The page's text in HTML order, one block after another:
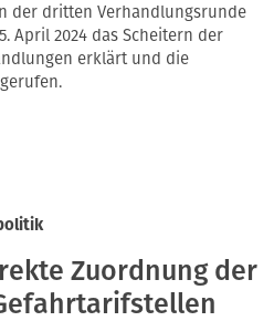
der dritten Verhandlungsrunde
April 2024 das Scheitern der
erklärt und die
Zuordnung der